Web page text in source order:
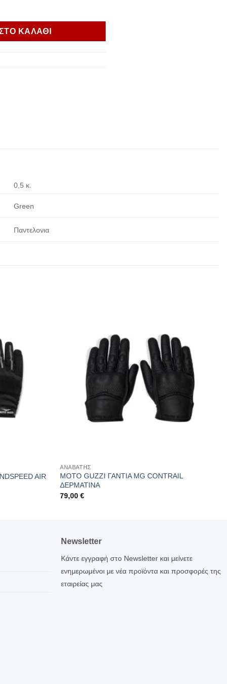
GREEN ποσότητα
ΚΑΛΑΘΙ
0,5 κ.
Green
Παντελονια
AIR
ΑΝΑΒΑΤΗΣ
MOTO GUZZI ΓΑΝΤΙΑ MG CONTRAIL
ΔΕΡΜΑΤΙΝΑ
79,00€
Newsletter
Κάντε εγγραφή στο Newsletter και μείνετε
ενημερωμένοι με νέα προϊόντα και προσφορές της
εταιρείας μας